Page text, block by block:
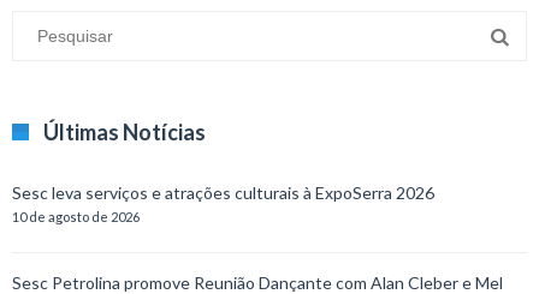
Últimas Notícias
Sesc leva serviços e atrações culturais à ExpoSerra 2026
10 de agosto de 2026
Sesc Petrolina promove Reunião Dançante com Alan Cleber e Mel